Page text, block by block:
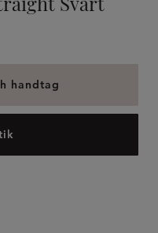
handtag